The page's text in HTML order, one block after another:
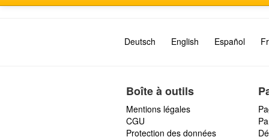
Deutsch English Español
Boîte à outils
Mentions légales
CGU
Protection des données